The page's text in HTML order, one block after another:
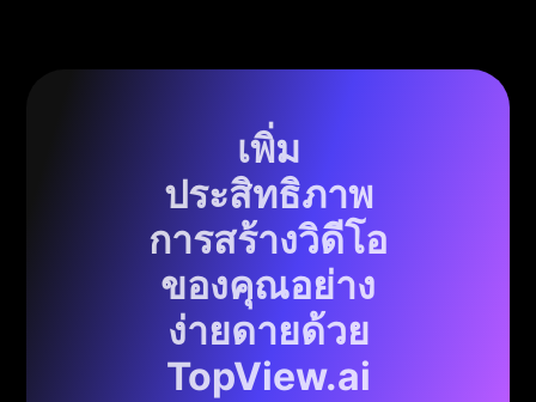
เพิ่ม
ประสิทธิภาพ
การสร้างวิดีโอ
ของคุณอย่าง
ง่ายดายด้วย
TopView.ai